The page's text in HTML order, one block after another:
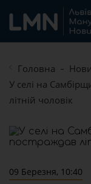
Головна
У селі на
літній чоловік
09 Березня, 10:40